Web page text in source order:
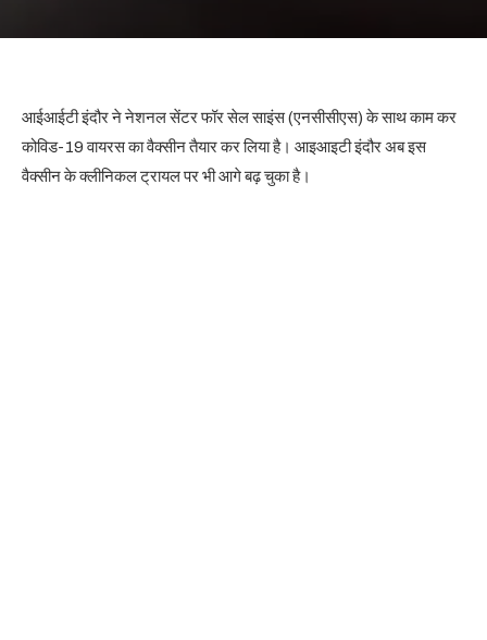
आईआईटी इंदौर ने नेशनल सेंटर फॉर सेल साइंस (एनसीसीएस) के साथ काम कर
कोविड-19 वायरस का वैक्सीन तैयार कर लिया है। आइआइटी इंदौर अब इस
वैक्सीन के क्लीनिकल ट्रायल पर भी आगे बढ़ चुका है।